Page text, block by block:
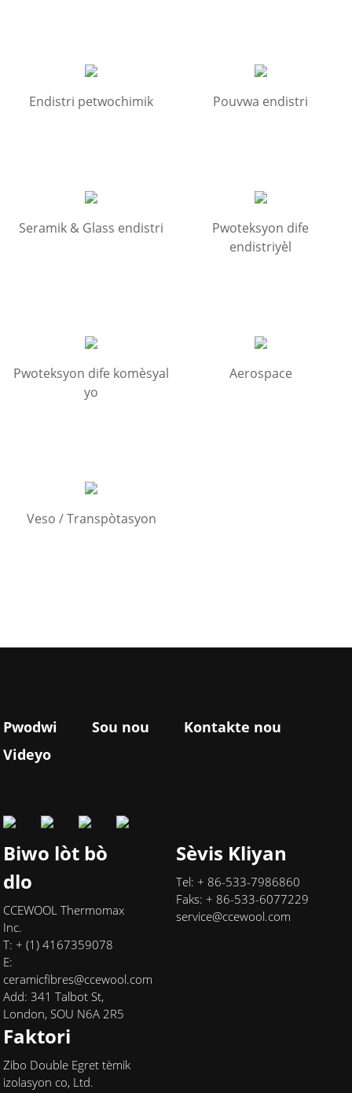
Endistri petwochimik Pouvwa endistri
Seramik & Glass endistri
Pwoteksyon dife
endistriyèl
Pwoteksyon dife komèsyal
yo
Aerospace
Veso / Transpòtasyon
Pwodwi Sou nou
Kontakte nou
Videyo
Biwo lòt bò
dlo
CCEWOOL Thermomax
Inc.
T: + (1) 4167359078
E:
ceramicfibres@ccewool.com
Add: 341 Talbot St,
London, SOU N6A 2R5
Sèvis Kliyan
Tel: + 86-533-7986860
Faks: + 86-533-6077229
service@ccewool.com
Faktori
Zibo Double Egret tèmik
izolasyon co, Ltd.